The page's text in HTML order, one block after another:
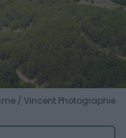
/ Vincent Photographie